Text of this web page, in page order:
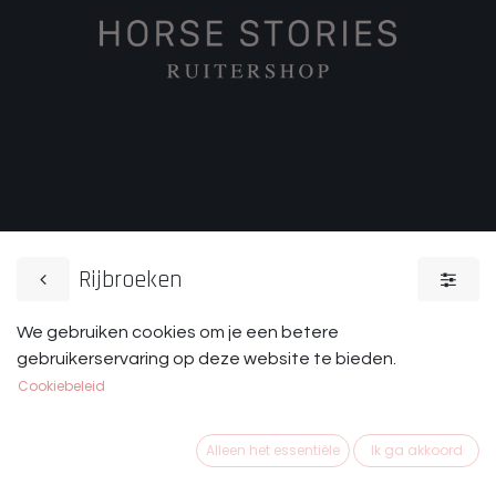
Rijbroeken
Wedstrijdkleding Bovenkleding
Een rijbroek of een rijlegging is een musthave om
We gebruiken cookies om je een betere
gebruikerservaring op deze website te bieden.
Cookiebeleid
Alleen het essentiële Ik ga akkoord